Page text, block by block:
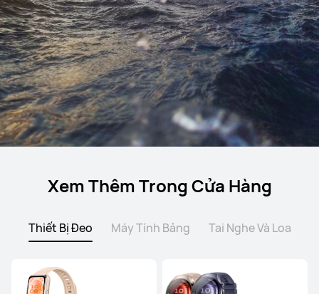
Xem Thêm Trong Cửa Hàng
Thiết Bị Đeo Máy Tính Bảng Tai Nghe Và Loa